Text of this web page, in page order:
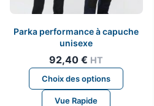
Parka performance à capuche
unisexe
92,40€ HT
Choix des options
Ce
produit
Vue Rapide